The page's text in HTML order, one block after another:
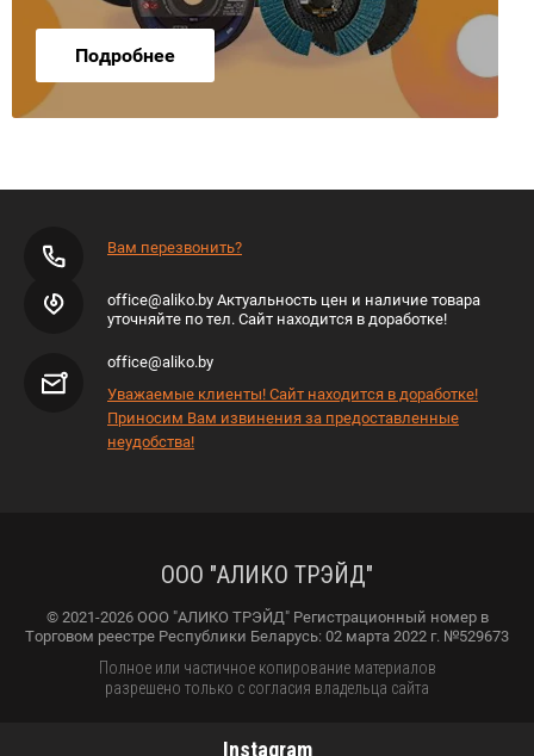
Подробнее
Вам перезвонить?
office@aliko.by Актуальность цен и наличие товара
уточняйте по тел. Сайт находится в доработке!
office@aliko.by
Уважаемые клиенты! Сайт находится в доработке!
Приносим Вам извинения за предоставленные
неудобства!
ООО "АЛИКО ТРЭЙД"
© 2021-2026 ООО "АЛИКО ТРЭЙД" Регистрационный номер в
Торговом реестре Республики Беларусь: 02 марта 2022 г. №529673
Полное или частичное копирование материалов
разрешено только с согласия владельца сайта
Instagram